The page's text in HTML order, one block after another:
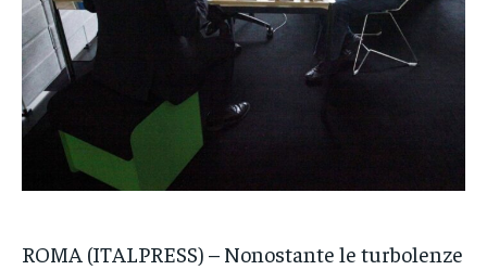
NOTIZIE
VENETO
POLITICA
SPORT
NOTIZIE
CRONACA
VENETO
POLITICA
SPORT
NOTIZIE
CRONACA
VENETO
POLITICA
SPORT
ROMA (ITALPRESS) – Nonostante le turbolenze